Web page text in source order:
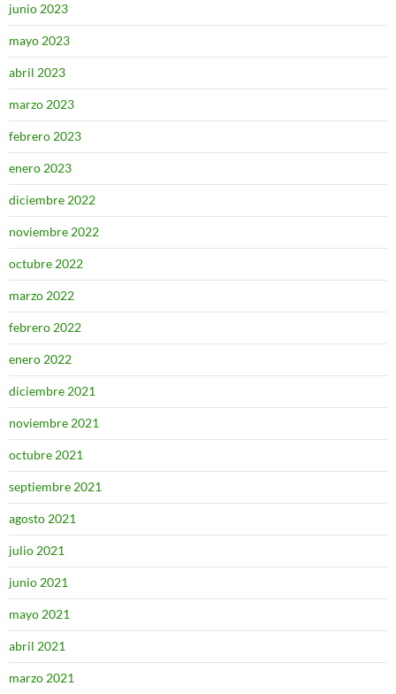
junio 2023
mayo 2023
abril 2023
marzo 2023
febrero 2023
enero 2023
diciembre 2022
noviembre 2022
octubre 2022
marzo 2022
febrero 2022
enero 2022
diciembre 2021
noviembre 2021
octubre 2021
septiembre 2021
agosto 2021
julio 2021
junio 2021
mayo 2021
abril 2021
marzo 2021